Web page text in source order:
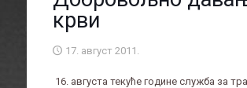
крви
17. август 2011.
16. августа текуће године служба за